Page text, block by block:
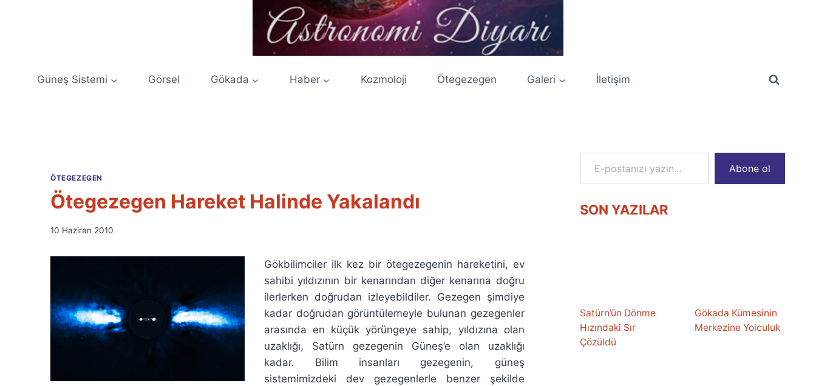
Güneş Sistemi Görsel Gökada Haber Kozmoloji Ötegezegen Galeri İletişim
ÖTEGEZEGEN
Ötegezegen Hareket Halinde Yakalandı
By
Fuat
10 Haziran 2010
Gökbilimciler ilk kez bir ötegezegenin hareketini, ev
sahibi yıldızının bir kenarından diğer kenarına doğru
ilerlerken doğrudan izleyebildiler. Gezegen şimdiye
kadar doğrudan görüntülemeyle bulunan gezegenler
arasında en küçük yörüngeye sahip, yıldızına olan
uzaklığı, Satürn gezegenin Güneş’e olan uzaklığı
kadar. Bilim insanları gezegenin, güneş
sistemimizdeki dev gezegenlerle benzer şekilde
E-postanızı yazın…
Abone ol
SON YAZILAR
Satürn’ün Dönme
Hızındaki Sır
Çözüldü
Gökada Kümesinin
Merkezine Yolculuk